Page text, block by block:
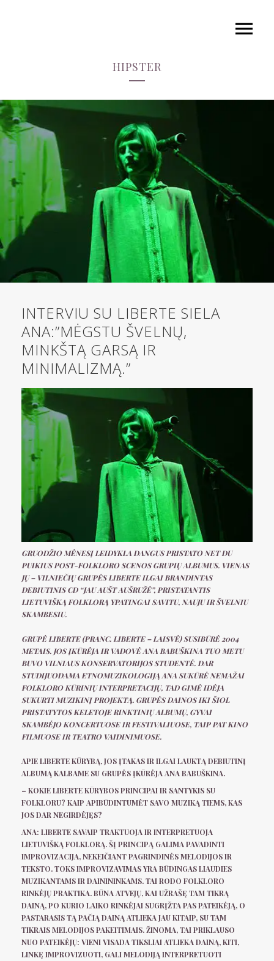
HIPSTER
INTERVIU SU LIBERTE SIELA
ANA:”MĖGSTU ŠVELNŲ,
MINKŠTĄ GARSĄ IR
MINIMALIZMĄ.”
GRUODŽIO MĖNESĮ LEIDYKLA DANGUS PRISTATO NET DU
PUIKIUS POST-FOLKLORO SCENOS GRUPIŲ ALBUMUS. VIENAS
JŲ – VILNIEČIŲ GRUPĖS LIBERTE ILGAI BRANDINTAS
DEBIUTINIS CD “JAU AUŠT AUŠRUŽĖ”, PRISTATANTIS
LIETUVIŠKĄ FOLKLORĄ YPATINGAI SAVITU, NAUJU IR ŠVELNIU
SKAMBESIU.
GRUPĖ LIBERTE (PRANC. LIBERTE – LAISVĖ) SUSIBŪRĖ 2004
METAIS. JOS ĮKŪRĖJA IR VADOVĖ ANA BABUŠKINA TUO METU
BUVO VILNIAUS KONSERVATORIJOS STUDENTĖ. DAR
STUDIJUODAMA ETNOMUZIKOLOGIJĄ ANA SUKŪRĖ NEMAŽAI
FOLKLORO KŪRINIŲ INTERPRETACIJŲ, TAD GIMĖ IDĖJA
SUKURTI MUZIKINĮ PROJEKTĄ. GRUPĖS DAINOS IKI ŠIOL
PRISTATYTOS KELETOJE RINKTINIŲ ALBUMŲ, GYVAI
SKAMBĖJO KONCERTUOSE IR FESTIVALIUOSE, TAIP PAT KINO
FILMUOSE IR TEATRO VAIDINIMUOSE.
APIE LIBERTE KŪRYBĄ, JOS ĮTAKAS IR ILGAI LAUKTĄ DEBIUTINĮ
ALBUMĄ KALBAME SU GRUPĖS ĮKŪRĖJA ANA BABUŠKINA.
– KOKIE LIBERTE KŪRYBOS PRINCIPAI IR SANTYKIS SU
FOLKLORU? KAIP APIBŪDINTUMĖT SAVO MUZIKĄ TIEMS, KAS
JOS DAR NEGIRDĖJĘS?
ANA: LIBERTE SAVAIP TRAKTUOJA IR INTERPRETUOJA
LIETUVIŠKĄ FOLKLORĄ. ŠĮ PRINCIPĄ GALIMA PAVADINTI
IMPROVIZACIJA, NEKEIČIANT PAGRINDINĖS MELODIJOS IR
TEKSTO. TOKS IMPROVIZAVIMAS YRA BŪDINGAS LIAUDIES
MUZIKANTAMS IR DAINININKAMS. TAI RODO FOLKLORO
RINKĖJŲ PRAKTIKA. BŪNA ATVEJŲ, KAI UŽRAŠĘ TAM TIKRĄ
DAINĄ, PO KURIO LAIKO RINKĖJAI SUGRĮŽTA PAS PATEIKĖJĄ, O
PASTARASIS TĄ PAČIĄ DAINĄ ATLIEKA JAU KITAIP, SU TAM
TIKRAIS MELODIJOS PAKEITIMAIS. ŽINOMA, TAI PRIKLAUSO
NUO PATEIKĖJŲ: VIENI VISADA TIKSLIAI ATLIEKA DAINĄ, KITI,
LINKĘ IMPROVIZUOTI, GALI MELODIJĄ INTERPRETUOTI